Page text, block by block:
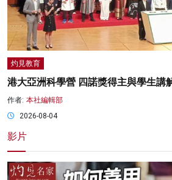
灼見教育
港大亞洲科學營 四諾獎得主與學生講
作者: 本社編輯部
2026-08-04
影片